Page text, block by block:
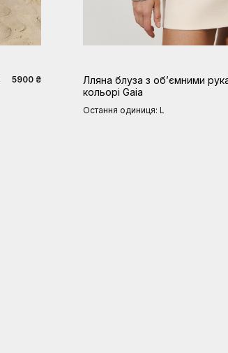
5900 ₴
ML
Лляна блуза з обʼємними
кольорі Gaia
Остання одиниця: L